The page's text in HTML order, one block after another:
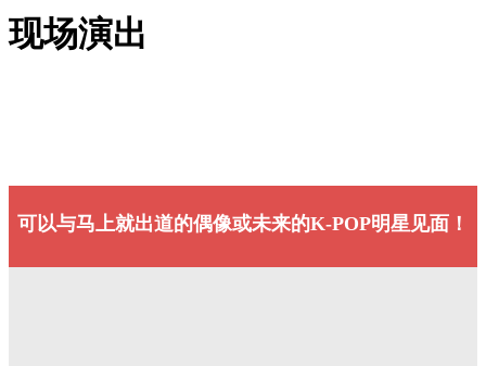
现场演出
可以与马上就出道的偶像或未来的K-POP明星见面！